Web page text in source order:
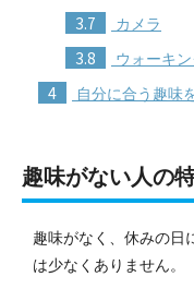
3.7 カメラ
3.8 ウォーキ
4 自分に合う趣味
趣味がない人の
趣味がなく、休みの日
は少なくありません。